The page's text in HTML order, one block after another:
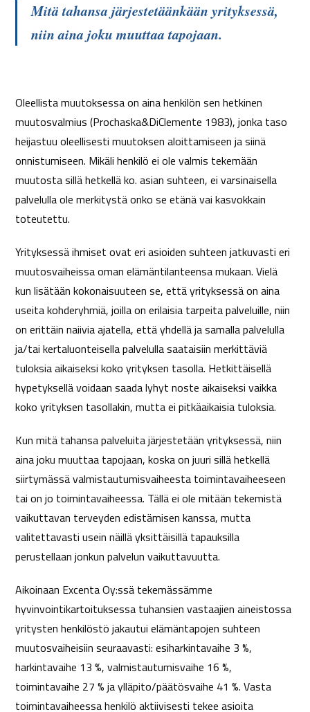
Mitä tahansa järjestetäänkään yrityksessä,
niin aina joku muuttaa tapojaan.
Oleellista muutoksessa on aina henkilön sen hetkinen
muutosvalmius (Prochaska&DiClemente 1983), jonka taso
heijastuu oleellisesti muutoksen aloittamiseen ja siinä
onnistumiseen. Mikäli henkilö ei ole valmis tekemään
muutosta sillä hetkellä ko. asian suhteen, ei varsinaisella
palvelulla ole merkitystä onko se etänä vai kasvokkain
toteutettu.
Yrityksessä ihmiset ovat eri asioiden suhteen jatkuvasti eri
muutosvaiheissa oman elämäntilanteensa mukaan. Vielä
kun lisätään kokonaisuuteen se, että yrityksessä on aina
useita kohderyhmiä, joilla on erilaisia tarpeita palveluille, niin
on erittäin naiivia ajatella, että yhdellä ja samalla palvelulla
ja/tai kertaluonteisella palvelulla saataisiin merkittäviä
tuloksia aikaiseksi koko yrityksen tasolla. Hetkittäisellä
hypetyksellä voidaan saada lyhyt noste aikaiseksi vaikka
koko yrityksen tasollakin, mutta ei pitkäaikaisia tuloksia.
Kun mitä tahansa palveluita järjestetään yrityksessä, niin
aina joku muuttaa tapojaan, koska on juuri sillä hetkellä
siirtymässä valmistautumisvaiheesta toimintavaiheeseen
tai on jo toimintavaiheessa. Tällä ei ole mitään tekemistä
vaikuttavan terveyden edistämisen kanssa, mutta
valitettavasti usein näillä yksittäisillä tapauksilla
perustellaan jonkun palvelun vaikuttavuutta.
Aikoinaan Excenta Oy:ssä tekemässämme
hyvinvointikartoituksessa tuhansien vastaajien aineistossa
yritysten henkilöstö jakautui elämäntapojen suhteen
muutosvaiheisiin seuraavasti: esiharkintavaihe 3 %,
harkintavaihe 13 %, valmistautumisvaihe 16 %,
toimintavaihe 27 % ja ylläpito/päätösvaihe 41 %. Vasta
toimintavaiheessa henkilö aktiivisesti tekee asioita